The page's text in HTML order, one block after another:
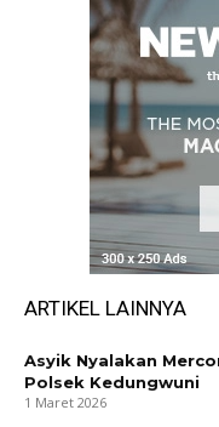
ARTIKEL LAINNYA
Asyik Nyalakan
Polsek Kedungwuni
1 Maret 2026